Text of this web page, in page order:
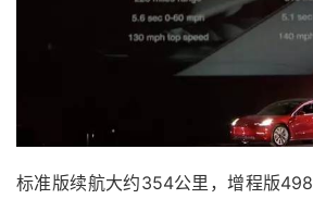
标准版续航大约354公里，增程版